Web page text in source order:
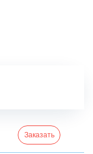
Заказать